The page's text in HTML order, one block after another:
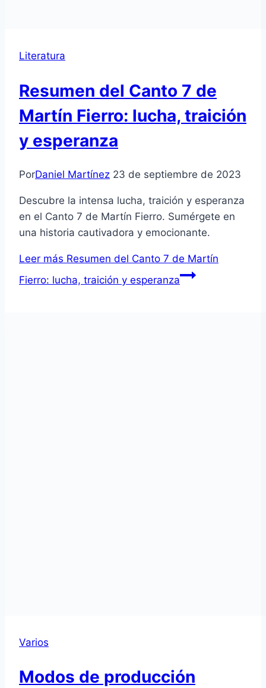
Literatura
Resumen del Canto 7 de
Martín Fierro: lucha, traición
y esperanza
PorDaniel Martínez 23 de septiembre de 2023
Descubre la intensa lucha, traición y esperanza
en el Canto 7 de Martín Fierro. Sumérgete en
una historia cautivadora y emocionante.
Leer más Resumen del Canto 7 de Martín
Fierro: lucha, traición y esperanza
Varios
Modos de producción